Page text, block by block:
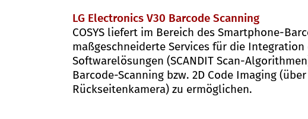
LG Electronics V30 Barcode Scanning
COSYS liefert im Bereich des Smartphone-
maßgeschneiderte Services für die Integration
Softwarelösungen (SCANDIT Scan-
Barcode-Scanning bzw. 2D Code Imaging
Rückseitenkamera) zu ermöglichen.